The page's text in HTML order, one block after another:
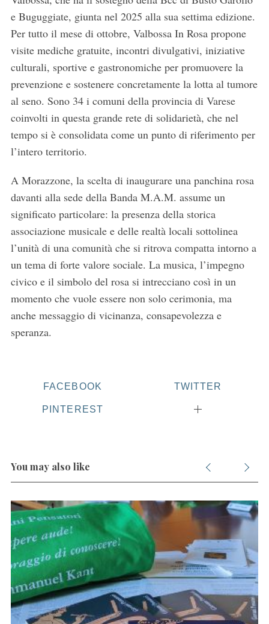
e Buguggiate, giunta nel 2025 alla sua settima edizione.
Per tutto il mese di ottobre, Valbossa In Rosa propone
visite mediche gratuite, incontri divulgativi, iniziative
culturali, sportive e gastronomiche per promuovere la
prevenzione e sostenere concretamente la lotta al tumore
al seno. Sono 34 i comuni della provincia di Varese
coinvolti in questa grande rete di solidarietà, che nel
tempo si è consolidata come un punto di riferimento per
l’intero territorio.
A Morazzone, la scelta di inaugurare una panchina rosa
davanti alla sede della Banda M.A.M. assume un
significato particolare: la presenza della storica
associazione musicale e delle realtà locali sottolinea
l’unità di una comunità che si ritrova compatta intorno a
un tema di forte valore sociale. La musica, l’impegno
civico e il simbolo del rosa si intrecciano così in un
momento che vuole essere non solo cerimonia, ma
anche messaggio di vicinanza, consapevolezza e
speranza.
FACEBOOK TWITTER
PINTEREST
You may also like
S
a
r
c